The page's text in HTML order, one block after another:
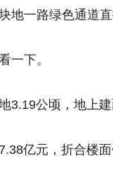
地一路绿色通道
一下。
3.19公顷，地上
亿元，折合楼面